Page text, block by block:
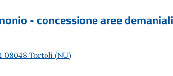
- concessione aree demaniali
08048 Tortolì (NU)